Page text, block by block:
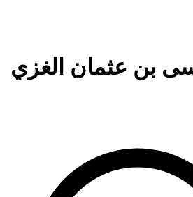
بن عثمان الغزي